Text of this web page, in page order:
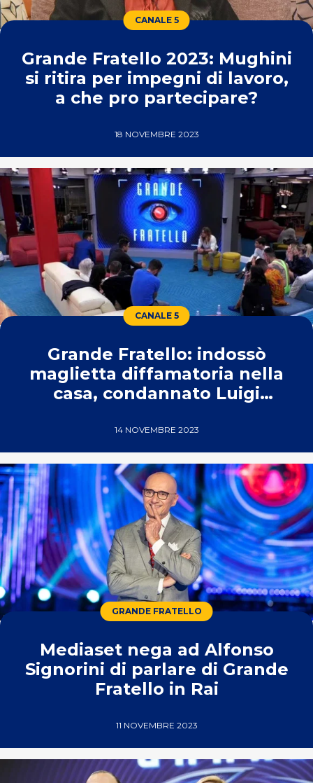
CANALE 5
Grande Fratello 2023: Mughini
si ritira per impegni di lavoro,
a che pro partecipare?
18 NOVEMBRE 2023
CANALE 5
Grande Fratello: indossò
maglietta diffamatoria nella
casa, condannato Luigi
14 NOVEMBRE 2023
GRANDE FRATELLO
Mediaset nega ad Alfonso
Signorini di parlare di Grande
Fratello in Rai
11 NOVEMBRE 2023